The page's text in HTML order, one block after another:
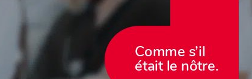
Comme s’il
était le nôtre.